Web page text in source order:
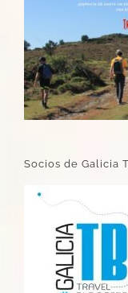
Socios de Galicia